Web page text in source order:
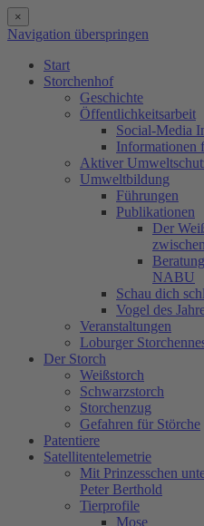
×
Navigation überspringen
Start
Storchenhof
Geschichte
Öffentlichkeitsarbeit
Social-Media
Informationen
Aktiver
Umweltbildung
Führungen
Publikationen
Der
NABU
Schau dich
Vogel des
Veranstaltungen
Loburger
Der Storch
Weißstorch
Schwarzstorch
Storchenzug
Gefahren für Störche
Patentiere
Satellitentelemetrie
Mit Prinzesschen
Peter Berthold
Tierprofile
Mose